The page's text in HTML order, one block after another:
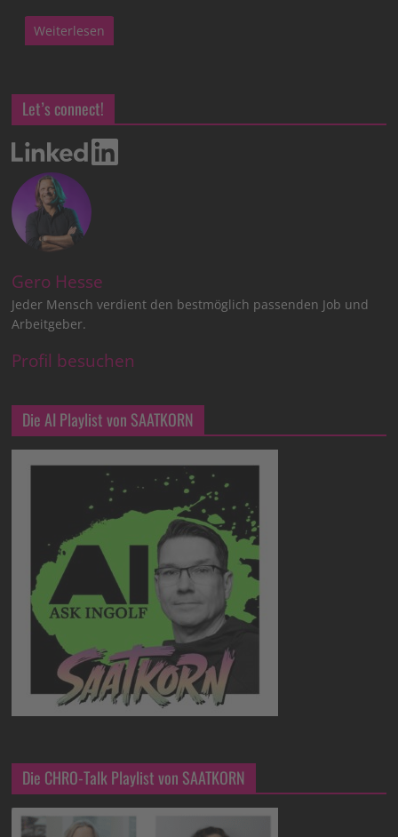
Weiterlesen
Let’s connect!
Gero Hesse
Jeder Mensch verdient den bestmöglich passenden Job und
Arbeitgeber.
Profil besuchen
Die AI Playlist von SAATKORN
Die CHRO-Talk Playlist von SAATKORN